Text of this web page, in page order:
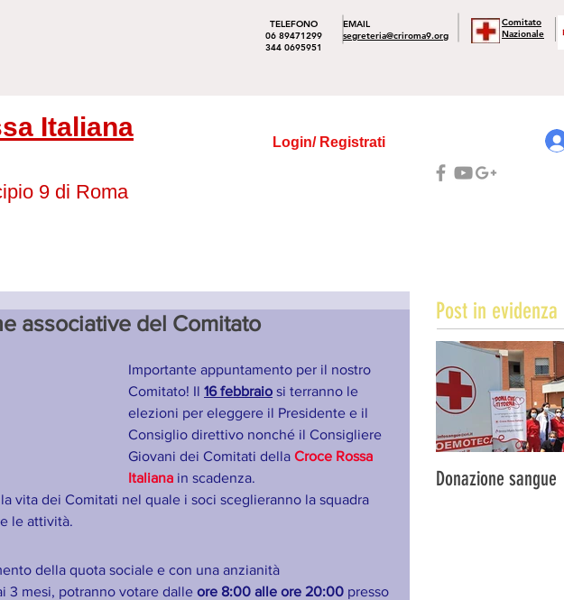
TELEFONO
06 89471299
344 0695951
EMAIL
segreteria@criroma9.org
Comitato
Nazionale
Italiana
9 di Roma
Login/ Registrati
associative del Comitato
Importante appuntamento per il nostro
Comitato! Il 16 febbraio si terranno le
elezioni per eleggere il Presidente e il
Consiglio direttivo nonché il Consigliere
Giovani dei Comitati della Croce Rossa
Italiana in scadenza.
vita dei Comitati nel quale i soci sceglieranno la squadra
le attività.
della quota sociale e con una anzianità
3 mesi, potranno votare dalle ore 8:00 alle ore 20:00 presso
Post in evidenza
Donazione sangue